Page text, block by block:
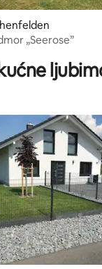
5, recenzija: 3
„Seerose”